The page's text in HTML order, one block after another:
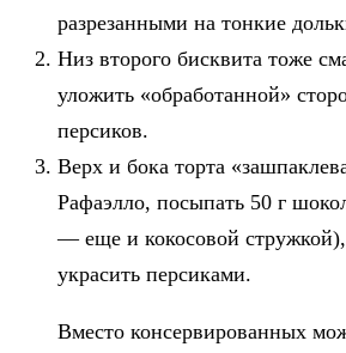
разрезанными на тонкие
Низ второго бисквита тоже
уложить «обработанной»
персиков.
Верх и бока торта
Рафаэлло, посыпать 50 г
— еще и кокосовой стружкой),
украсить персиками.
Вместо консервированных